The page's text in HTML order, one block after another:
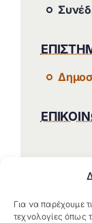
Για να παρέχουμε
τεχνολογίες όπως